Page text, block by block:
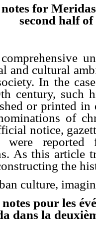
for
second half
and cultural
In the
century, such
or printed in
of
notice,
were
As this article
the
culture,
notes pour les
dans la